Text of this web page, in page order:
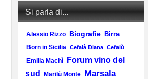
Si parla di...
Alessio Rizzo Biografie Birra
Born in Sicilia Cefalà Diana Cefalù
Emilia Machì
Forum vino del
sud
Marilù Monte Marsala